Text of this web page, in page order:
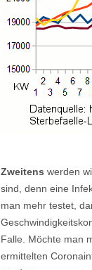
Zweitens werden
sind, denn eine
man mehr testet,
Falle. Möchte man
ermittelten